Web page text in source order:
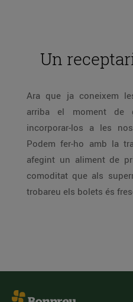
Un
Ara que ja coneixem
arriba el moment de
incorporar-los a les
Podem fer-ho amb la
afegint un aliment de
comoditat que als
trobareu els bolets és